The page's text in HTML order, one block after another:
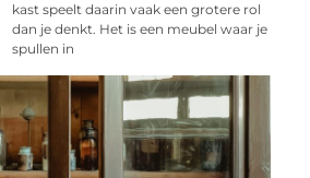
kast speelt daarin vaak een grotere rol
dan je denkt. Het is een meubel waar je
spullen in